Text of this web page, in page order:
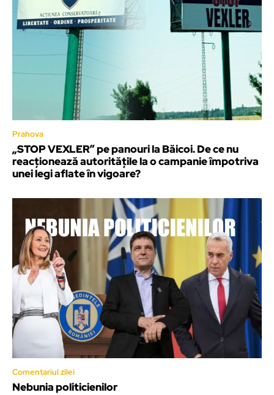
Prahova
„STOP VEXLER” pe panouri la Băicoi. De ce nu
reacționează autoritățile la o campanie împotriva
unei legi aflate în vigoare?
Comentariul zilei
Nebunia politicienilor